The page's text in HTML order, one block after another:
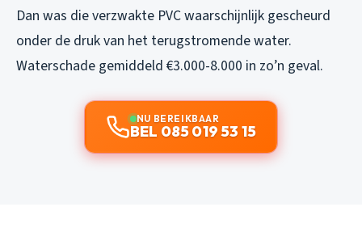
Dan was die verzwakte PVC waarschijnlijk gescheurd
onder de druk van het terugstromende water.
Waterschade gemiddeld €3.000-8.000 in zo’n geval.
NU BEREIKBAAR
BEL 085 019 53 15